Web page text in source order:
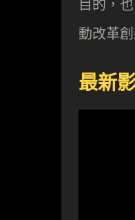
目的，
動改革
最新